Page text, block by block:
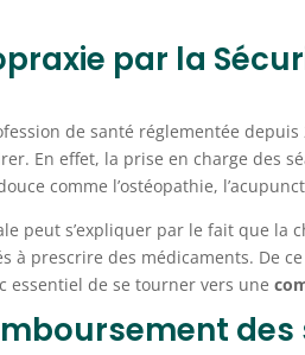
par la
de santé réglementée
En effet, la prise en charge des
comme l’ostéopathie,
peut s’expliquer par le fait que la
prescrire des médicaments. De
essentiel de se tourner vers une
des